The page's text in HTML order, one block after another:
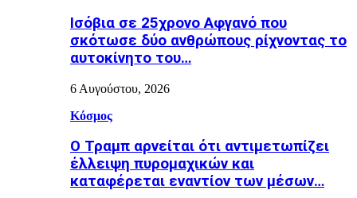
Ισόβια σε 25χρονο Αφγανό που
σκότωσε δύο ανθρώπους ρίχνοντας το
αυτοκίνητο του…
6 Αυγούστου, 2026
Κόσμος
Ο Τραμπ αρνείται ότι αντιμετωπίζει
έλλειψη πυρομαχικών και
καταφέρεται εναντίον των μέσων…